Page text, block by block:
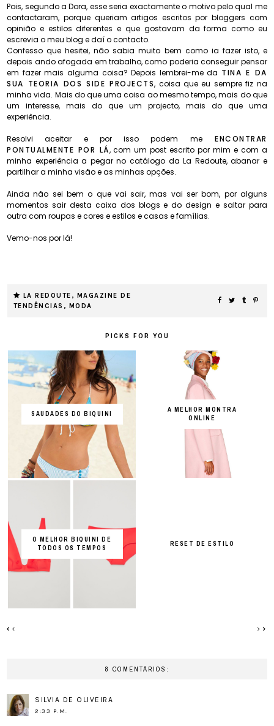
Pois, segundo a Dora, esse seria exactamente o motivo pelo qual me
contactaram, porque queriam artigos escritos por bloggers com
opinião e estilos diferentes e que gostavam da forma como eu
escrevia o meu blog e daí o contacto.
Confesso que hesitei, não sabia muito bem como ia fazer isto, e
depois ando afogada em trabalho, como poderia conseguir pensar
em fazer mais alguma coisa? Depois lembrei-me da TINA E DA
SUA TEORIA DOS SIDE PROJECTS, coisa que eu sempre fiz na
minha vida. Mais do que uma coisa ao mesmo tempo, mais do que
um interesse, mais do que um projecto, mais do que uma
experiência.
Resolvi aceitar e por isso podem meENCONTRAR
PONTUALMENTE POR LÁ, com um post escrito por mim e com a
minha experiência a pegar no catálogo da La Redoute, abanar e
partilhar a minha visão e as minhas opções.
Ainda não sei bem o que vai sair, mas vai ser bom, por alguns
momentos sair desta caixa dos blogs e do design e saltar para
outra com roupas e cores e estilos e casas e famílias.
Vemo-nos por lá!
LA REDOUTE , MAGAZINE DE
TENDÊNCIAS , MODA
PICKS FOR YOU
SAUDADES DO BIQUINI
A MELHOR MONTRA
ONLINE
O MELHOR BIQUINI DE
TODOS OS TEMPOS
RESET DE ESTILO
8 COMENTÁRIOS:
SILVIA DE OLIVEIRA
2:33 P.M.